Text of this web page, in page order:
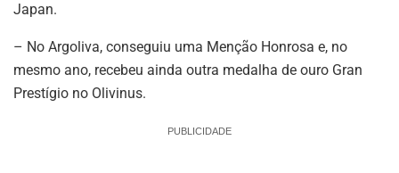
Japan.
– No Argoliva, conseguiu uma Menção Honrosa e, no
mesmo ano, recebeu ainda outra medalha de ouro Gran
Prestígio no Olivinus.
PUBLICIDADE